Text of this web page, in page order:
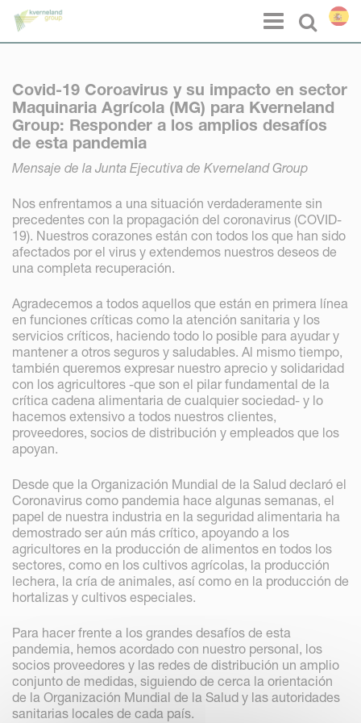
Select
Menu
Covid-19 Coroavirus y su impacto en sector
Maquinaria Agrícola (MG) para Kverneland
Group: Responder a los amplios desafíos
de esta pandemia
Mensaje de la Junta Ejecutiva de Kverneland Group
Nos enfrentamos a una situación verdaderamente sin
precedentes con la propagación del coronavirus (COVID-
19). Nuestros corazones están con todos los que han sido
afectados por el virus y extendemos nuestros deseos de
una completa recuperación.
Agradecemos a todos aquellos que están en primera línea
en funciones críticas como la atención sanitaria y los
servicios críticos, haciendo todo lo posible para ayudar y
mantener a otros seguros y saludables. Al mismo tiempo,
también queremos expresar nuestro aprecio y solidaridad
con los agricultores -que son el pilar fundamental de la
crítica cadena alimentaria de cualquier sociedad- y lo
hacemos extensivo a todos nuestros clientes,
proveedores, socios de distribución y empleados que los
apoyan.
Desde que la Organización Mundial de la Salud declaró el
Coronavirus como pandemia hace algunas semanas, el
papel de nuestra industria en la seguridad alimentaria ha
demostrado ser aún más crítico, apoyando a los
agricultores en la producción de alimentos en todos los
sectores, como en los cultivos agrícolas, la producción
lechera, la cría de animales, así como en la producción de
hortalizas y cultivos especiales.
Para hacer frente a los grandes desafíos de esta
pandemia, hemos acordado con nuestro personal, los
socios proveedores y las redes de distribución un amplio
conjunto de medidas, siguiendo de cerca la orientación
de la Organización Mundial de la Salud y las autoridades
sanitarias locales de cada país.
Panel de gestión de cookies